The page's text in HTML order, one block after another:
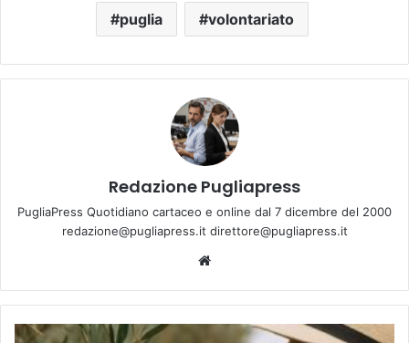
puglia volontariato
Redazione Pugliapress
PugliaPress Quotidiano cartaceo e online dal 7 dicembre del 2000
redazione@pugliapress.it direttore@pugliapress.it
Xylella,